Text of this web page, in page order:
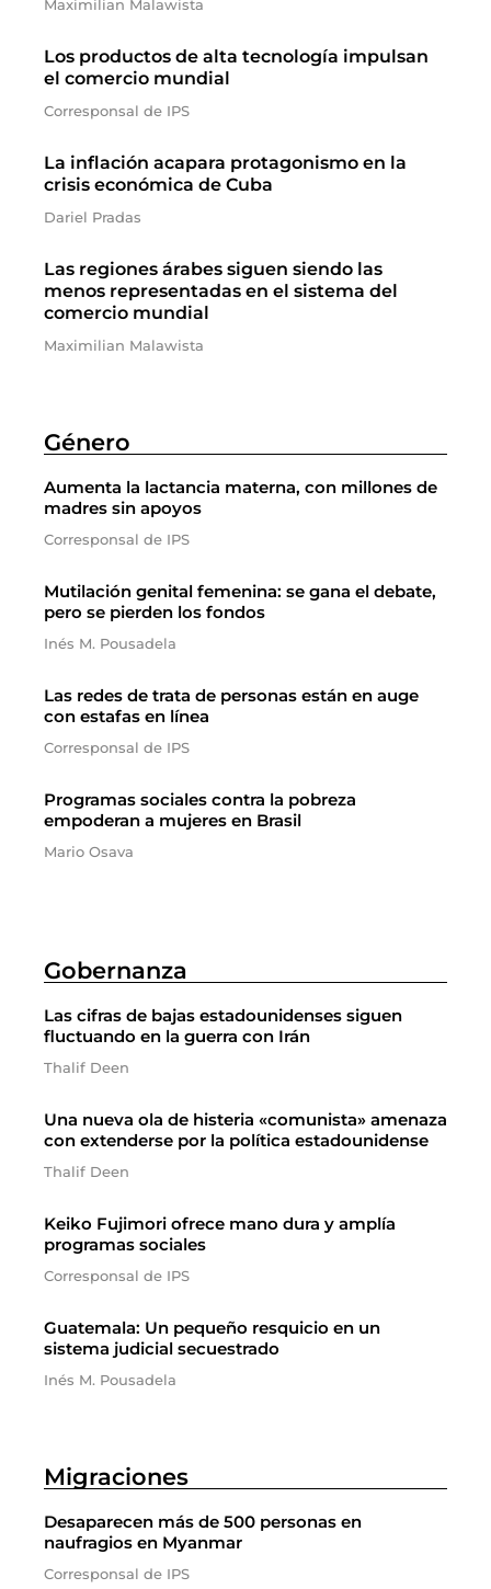
Maximilian Malawista
Los productos de alta tecnología impulsan
el comercio mundial
Corresponsal de IPS
La inflación acapara protagonismo en la
crisis económica de Cuba
Dariel Pradas
Las regiones árabes siguen siendo las
menos representadas en el sistema del
comercio mundial
Maximilian Malawista
Género
Aumenta la lactancia materna, con millones de
madres sin apoyos
Corresponsal de IPS
Mutilación genital femenina: se gana el debate,
pero se pierden los fondos
Inés M. Pousadela
Las redes de trata de personas están en auge
con estafas en línea
Corresponsal de IPS
Programas sociales contra la pobreza
empoderan a mujeres en Brasil
Mario Osava
Gobernanza
Las cifras de bajas estadounidenses siguen
fluctuando en la guerra con Irán
Thalif Deen
Una nueva ola de histeria «comunista» amenaza
con extenderse por la política estadounidense
Thalif Deen
Keiko Fujimori ofrece mano dura y amplía
programas sociales
Corresponsal de IPS
Guatemala: Un pequeño resquicio en un
sistema judicial secuestrado
Inés M. Pousadela
Migraciones
Desaparecen más de 500 personas en
naufragios en Myanmar
Corresponsal de IPS